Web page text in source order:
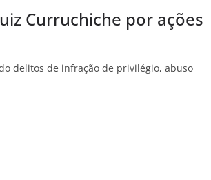
Curruchiche por ações
delitos de infração de privilégio, abuso